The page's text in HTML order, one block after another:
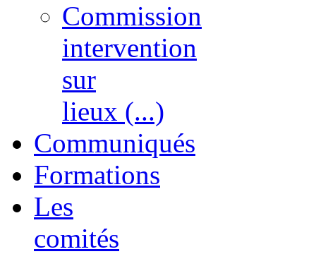
Commission
intervention
sur
lieux (...)
Communiqués
Formations
Les
comités